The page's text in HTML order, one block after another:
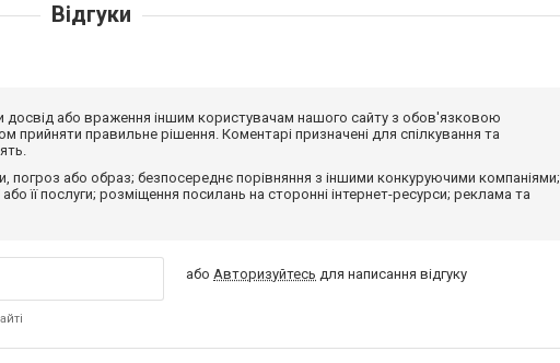
Відгуки
досвід або враження іншим користувачам нашого сайту з обов'язковою
прийняти правильне рішення. Коментарі призначені для спілкування та
погроз або образ; безпосереднє порівняння з іншими конкуруючими компаніями;
її послуги; розміщення посилань на сторонні інтернет-ресурси; реклама та
абоАвторизуйтесь для написання відгуку